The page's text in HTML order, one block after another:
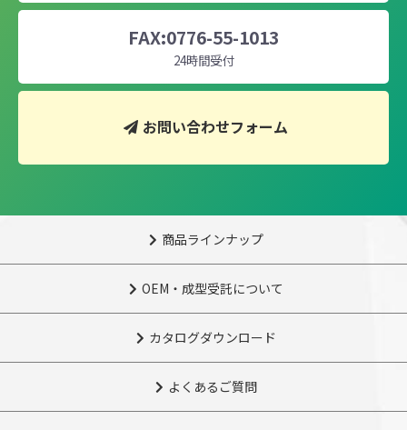
FAX:0776-55-1013
24時間受付
お問い合わせフォーム
商品ラインナップ
OEM・成型受託について
カタログダウンロード
よくあるご質問